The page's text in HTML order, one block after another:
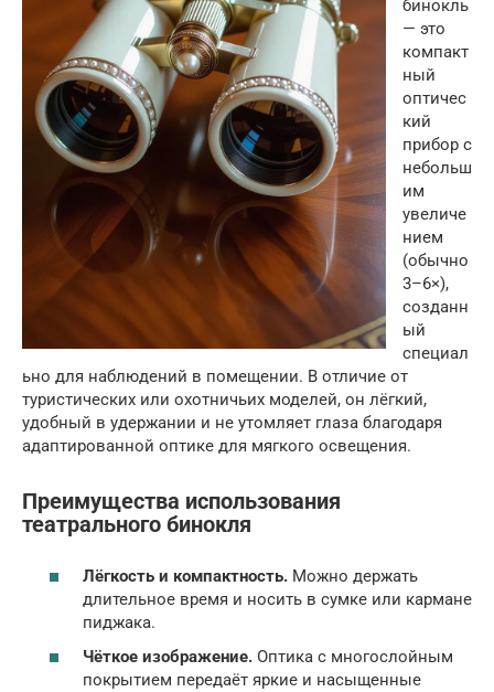
бинокль
— это
компакт
ный
оптичес
кий
прибор с
небольш
им
увеличе
нием
(обычно
3–6×),
созданн
ый
специал
ьно для наблюдений в помещении. В отличие от
туристических или охотничьих моделей, он лёгкий,
удобный в удержании и не утомляет глаза благодаря
адаптированной оптике для мягкого освещения.
Преимущества использования
театрального бинокля
Лёгкость и компактность. Можно держать
длительное время и носить в сумке или кармане
пиджака.
Чёткое изображение. Оптика с многослойным
покрытием передаёт яркие и насыщенные